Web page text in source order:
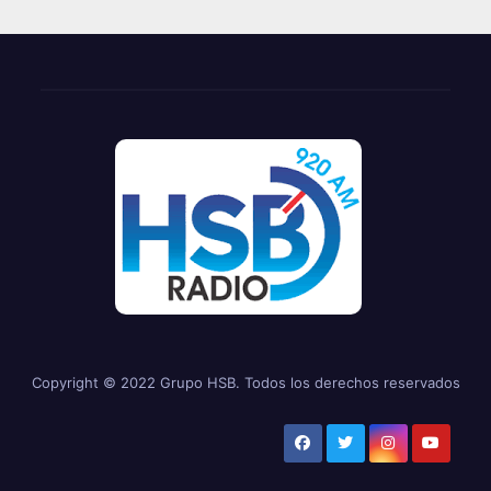
Copyright © 2022 Grupo HSB. Todos los derechos reservados